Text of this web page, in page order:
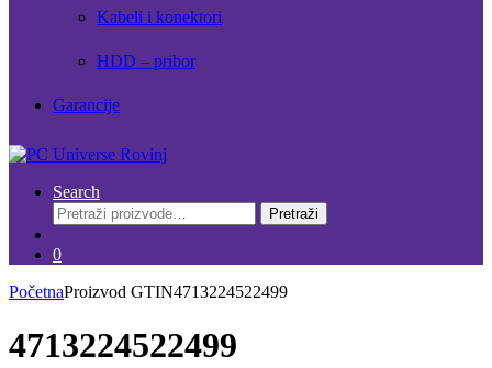
Kabeli i konektori
HDD – pribor
Garancije
Search
Pretraži:
Pretraži
0
PočetnaProizvod GTIN4713224522499
4713224522499